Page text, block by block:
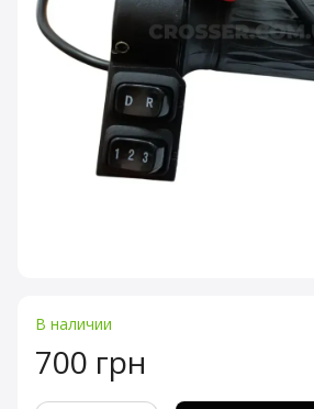
В наличии
700 грн